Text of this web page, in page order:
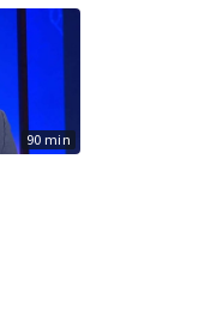
90 min